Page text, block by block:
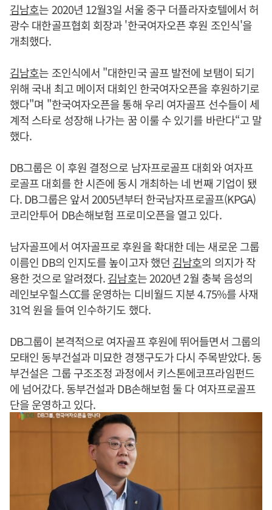
김남호는 2020년 12월3일 서울 중구 더플라자호텔에서 허
광수 대한골프협회 회장과 '한국여자오픈 후원 조인식'을
개최했다.
김남호는 조인식에서 "대한민국 골프 발전에 보탬이 되기
위해 국내 최고 메이저 대회인 한국여자오픈을 후원하기로
했다"며 "한국여자오픈을 통해 우리 여자골프 선수들이 세
계적 스타로 성장해 나가는 꿈 이룰 수 있기를 바란다“고 말
했다.
DB그룹은 이 후원 결정으로 남자프로골프 대회와 여자프
로골프 대회를 한 시즌에 동시 개최하는 네 번째 기업이 됐
다. DB그룹은 앞서 2005년부터 한국남자프로골프(KPGA)
코리안투어 DB손해보험 프로미오픈을 열고 있다.
남자골프에서 여자골프로 후원을 확대한 데는 새로운 그룹
이름인 DB의 인지도를 높이고자 했던 김남호의 의지가 작
용한 것으로 알려졌다.김남호는 2020년 2월 충북 음성의
레인보우힐스CC를 운영하는 디비월드 지분 4.75%를 사재
31억 원을 들여 인수하기도 했다.
DB그룹이 본격적으로 여자골프 후원에 뛰어들면서 그룹의
모태인 동부건설과 미묘한 경쟁구도가 다시 주목받았다. 동
부건설은 그룹 구조조정 과정에서 키스톤에코프라임펀드
에 넘어갔다. 동부건설과 DB손해보험 둘 다 여자프로골프
단을 운영하고 있다.